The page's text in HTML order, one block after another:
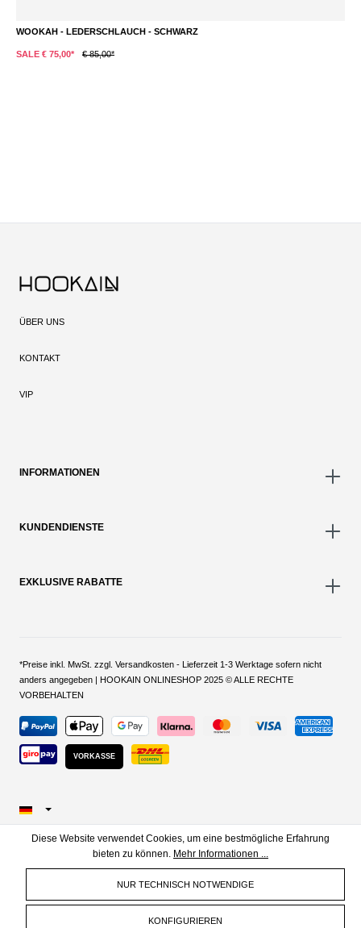
WOOKAH - LEDERSCHLAUCH - SCHWARZ
SALE € 75,00* € 85,00*
ÜBER UNS
KONTAKT
VIP
INFORMATIONEN
KUNDENDIENSTE
EXKLUSIVE RABATTE
*Preise inkl. MwSt. zzgl. Versandkosten - Lieferzeit 1-3 Werktage sofern nicht
anders angegeben | HOOKAIN ONLINESHOP 2025 © ALLE RECHTE
VORBEHALTEN
VORKASSE
Diese Website verwendet Cookies, um eine bestmögliche Erfahrung
bieten zu können. Mehr Informationen ...
NUR TECHNISCH NOTWENDIGE
KONFIGURIEREN